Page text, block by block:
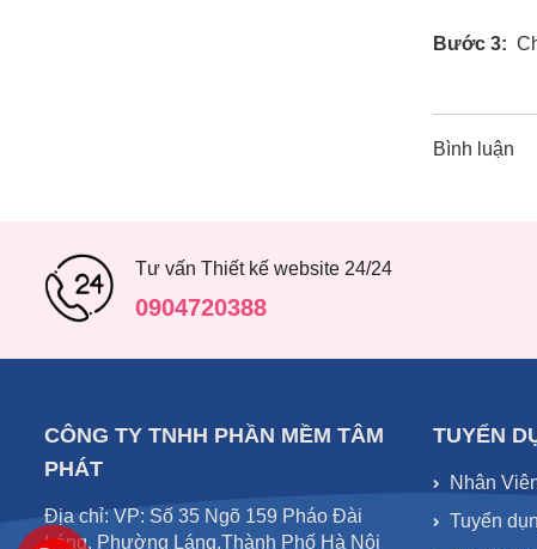
Bước 3:
Bình luận
Tư vấn Thiết kế website 24/24
0904720388
CÔNG TY TNHH PHẦN MỀM TÂM
PHÁT
Địa chỉ: VP: Số 35 Ngõ 159 Pháo Đài
Láng, Phường Láng,Thành Phố Hà Nội
TUYỂN
Nhân
Tuyển